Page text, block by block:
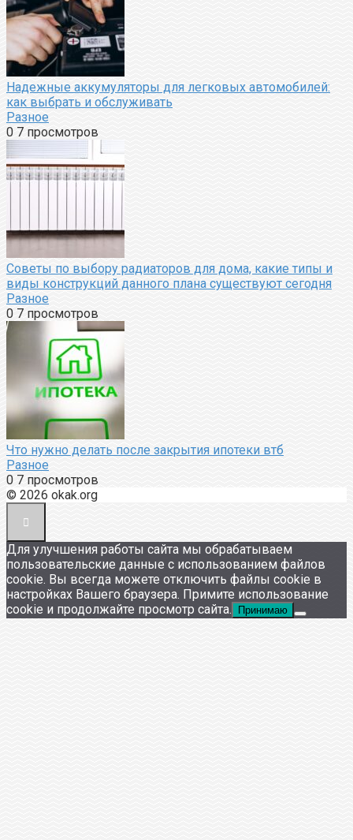
Надежные аккумуляторы для легковых автомобилей:
как выбрать и обслуживать
Разное
0 7 просмотров
Советы по выбору радиаторов для дома, какие типы и
виды конструкций данного плана существуют сегодня
Разное
0 7 просмотров
Что нужно делать после закрытия ипотеки втб
Разное
0 7 просмотров
© 2026 okak.org
Для улучшения работы сайта мы обрабатываем
пользовательские данные с использованием файлов
cookie. Вы всегда можете отключить файлы cookie в
настройках Вашего браузера. Примите использование
cookie и продолжайте просмотр сайта.
Принимаю